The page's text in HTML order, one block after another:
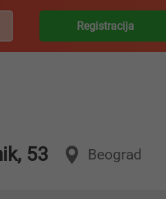
Registracija
53 Beograd